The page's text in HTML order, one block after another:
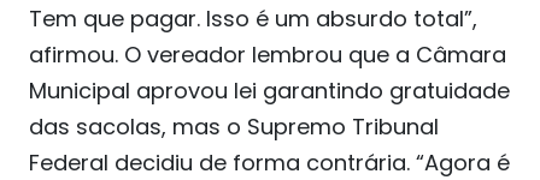
Tem que pagar. Isso é um absurdo total”,
afirmou. O vereador lembrou que a Câmara
Municipal aprovou lei garantindo gratuidade
das sacolas, mas o Supremo Tribunal
Federal decidiu de forma contrária. “Agora é